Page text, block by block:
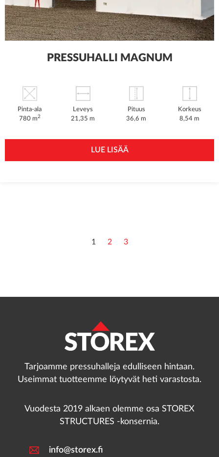
PRESSUHALLI MAGNUM
Pinta-ala
780 m2
Leveys
21,35 m
Pituus
36,6 m
Korkeus
8,54 m
LUE LISÄÄ
1 2 3
Tarjoamme pressuhalleja edulliseen hintaan.
Useimmat tuotteemme löytyvät heti varastosta.
Vuodesta 2019 alkaen olemme osa STOREX
STRUCTURES -konsernia.
info@storex.fi